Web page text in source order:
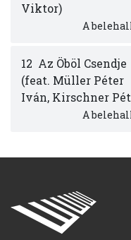
Viktor)
A
12 Az Öböl Csendje
(feat. Müller Péter
Iván, Kirschner
A